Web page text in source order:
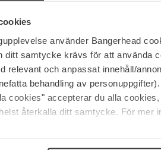
använder Bangerhead
ditt samtycke krävs för att använda
relevant och anpassat innehåll/
behandling av
cookies" accepterar du alla
återkalla ditt samtycke. För mer
Brush
Niet op voorraad 11 €